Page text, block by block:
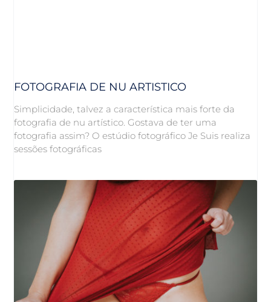
FOTOGRAFIA DE NU ARTISTICO
Simplicidade, talvez a característica mais forte da
fotografia de nu artístico. Gostava de ter uma
fotografia assim? O estúdio fotográfico Je Suis realiza
sessões fotográficas